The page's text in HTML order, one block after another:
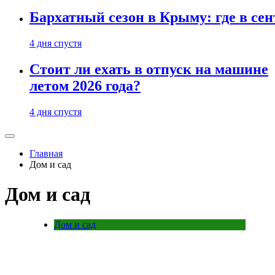
Бархатный сезон в Крыму: где в
4 дня спустя
Стоит ли ехать в отпуск на машине
летом 2026 года?
4 дня спустя
Главная
Дом и сад
Дом и сад
Дом и сад